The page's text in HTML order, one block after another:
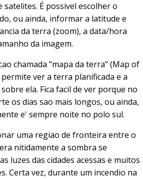
satelites. É possivel escolher o
ou ainda, informar a latitude e
da terra (zoom), a data/hora
da imagem.
chamada "mapa da terra" (Map of
ver a terra planificada e a
ela. Fica facil de ver porque no
os dias sao mais longos, ou ainda,
e' sempre noite no polo sul.
uma regiao de fronteira entre o
nitidamente a sombra se
luzes das cidades acessas e muitos
Certa vez, durante um incendio na